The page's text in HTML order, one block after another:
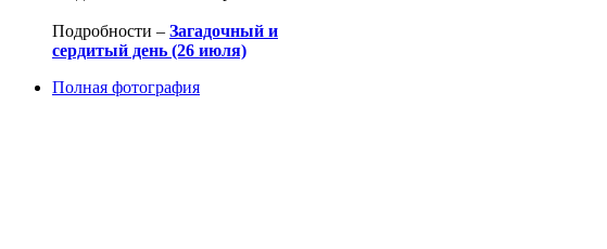
Подробности – Загадочный и
сердитый день (26 июля)
Полная фотография